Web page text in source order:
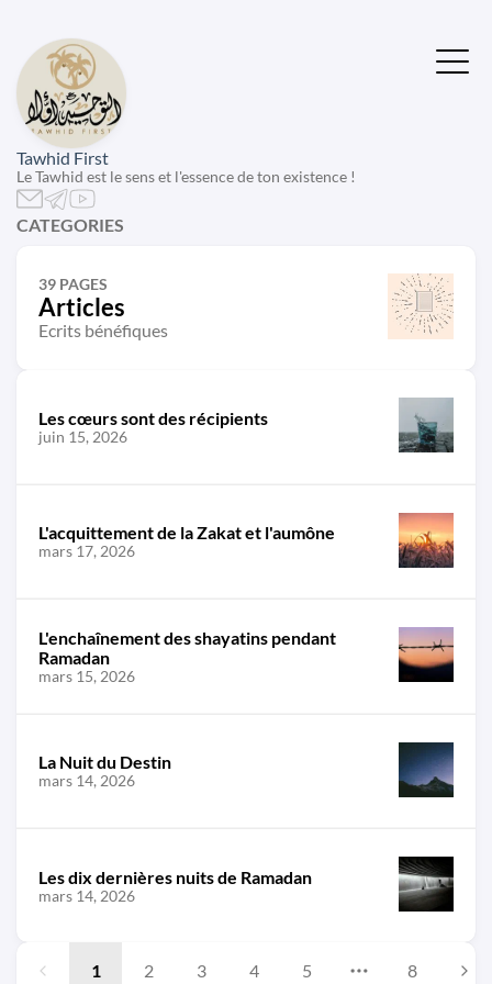
Tawhid First
Le Tawhid est le sens et l'essence de ton existence !
CATEGORIES
39 PAGES
Articles
Ecrits bénéfiques
Les cœurs sont des récipients
juin 15, 2026
L'acquittement de la Zakat et l'aumône
mars 17, 2026
L'enchaînement des shayatins pendant
Ramadan
mars 15, 2026
La Nuit du Destin
mars 14, 2026
Les dix dernières nuits de Ramadan
mars 14, 2026
1 2 3 4 5 8